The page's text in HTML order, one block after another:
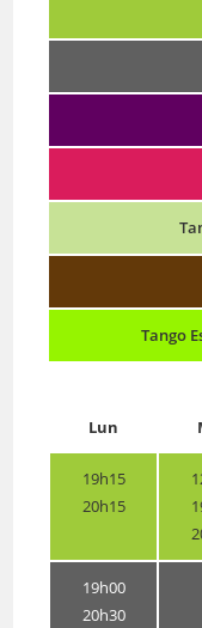
Tango
Lun
19h15
20h15
19h00
20h30